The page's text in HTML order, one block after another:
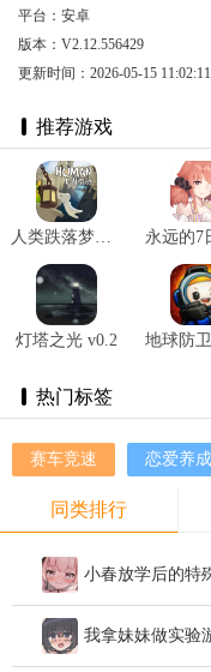
平台：安卓
版本：V2.12.556429
更新时间：2026-05-15 11:02:11
推荐游戏
人类跌落梦境国际服手机版 v1.3
灯塔之光 v0.2
热门标签
赛车竞速 恋爱养成
同类排行
小春放学后的特
我拿妹妹做实验